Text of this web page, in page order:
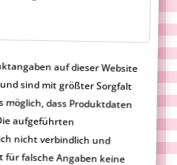
auf dieser Website
abgefragt und sind mit größter Sorgfalt
Dennoch ist es möglich, dass Produktdaten
angezeigt werden. Die aufgeführten
sind rechtlich nicht verbindlich und
Candy übernimmt für falsche Angaben keine